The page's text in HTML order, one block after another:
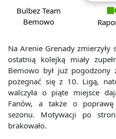
Bulbez Team
Bemowo
Na Arenie Grenady
ostatnią kolejką miały
Bemowo był już pogodzony
pożegnać się z 10. Ligą,
walczyła o piąte miejsce
Fanów, a także o
sezonu. Motywacji po
brakowało.